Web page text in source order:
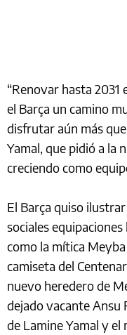
“Renovar hasta 2031
el Barça un camino
disfrutar aún más
Yamal, que pidió a la
creciendo como
El Barça quiso
sociales
como la mítica
camiseta del
nuevo heredero de
dejado vacante Ansu
de Lamine Yamal y